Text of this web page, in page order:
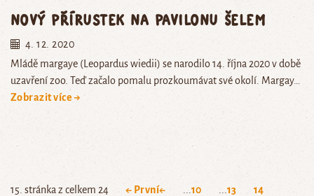
Nový přírustek na pavilonu šelem
4. 12. 2020
Mládě margaye (Leopardus wiedii) se narodilo 14. října 2020 v době
uzavření zoo. Teď začalo pomalu prozkoumávat své okolí. Margay…
Zobrazit více →
15. stránka z celkem 24 ← První← 10 13
14